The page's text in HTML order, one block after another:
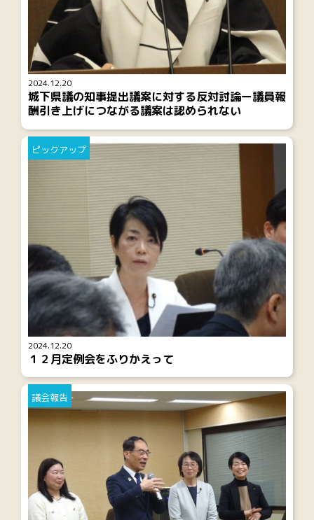
2024.12.20
城下県議の知事提出議案に対する反対討論ー議員報
酬引き上げにつながる議案は認められない
2024.12.20
ピックアップ
１２月定例会をふりかえって
議会報告